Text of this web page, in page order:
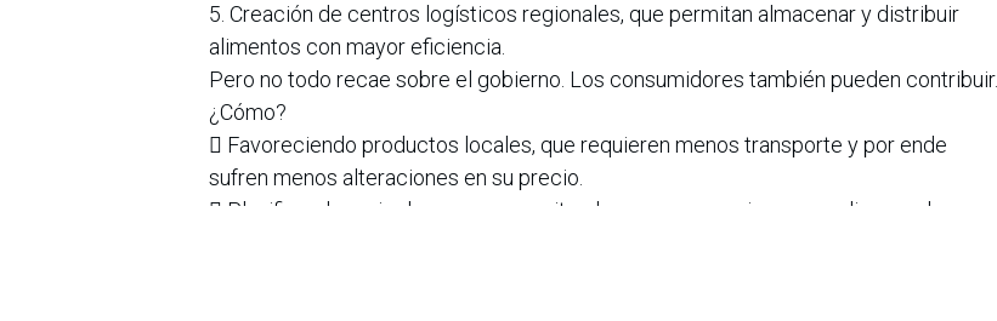
5. Creación de centros logísticos regionales, que permitan almacenar y distribuir
alimentos con mayor eficiencia.
Pero no todo recae sobre el gobierno. Los consumidores también pueden contribuir.
¿Cómo?
 Favoreciendo productos locales, que requieren menos transporte y por ende
sufren menos alteraciones en su precio.
 Planificando mejor las compras, evitando compras nerviosas que disparan la